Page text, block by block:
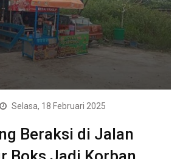
Selasa, 18 Februari 2025
Beraksi di Jalan